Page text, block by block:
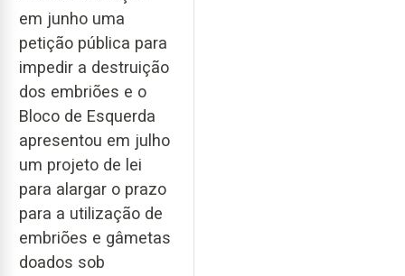
em junho uma
petição pública para
impedir a destruição
dos embriões e o
Bloco de Esquerda
apresentou em julho
um projeto de lei
para alargar o prazo
para a utilização de
embriões e gâmetas
doados sob